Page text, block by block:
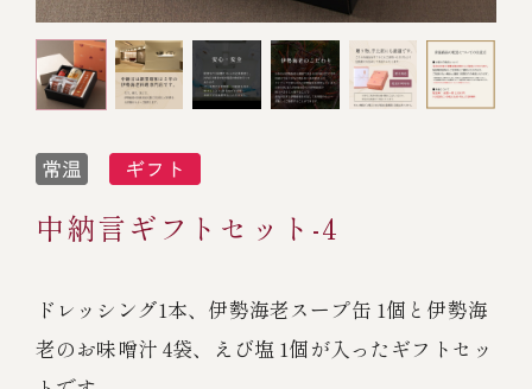
(ごちそう重/誕生日重/還暦重/お食い初め重)
(生おせち/おせち冷凍)
鉄板焼 ひかり サイトマップ
ボイル伊勢海老
誕生日重
お食い初め重
おせち冷凍
調味料
お味噌汁
全ての商品を見る
伊勢海老料理（中納言厨房）
中納言ギフトセット-4
ドレッシング1本、伊勢海老スープ缶 1個と伊勢海
老のお味噌汁 4袋、えび塩 1個が入ったギフトセッ